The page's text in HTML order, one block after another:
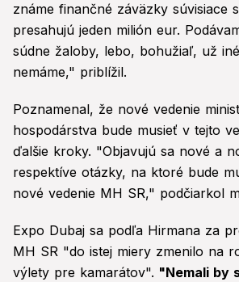
známe finančné záväzky súvisiace
presahujú jeden milión eur.
súdne žaloby, lebo, bohužiaľ, už
nemáme," priblížil.
Poznamenal, že nové vedenie
hospodárstva bude musieť v tejto
ďalšie kroky. "Objavujú sa nové a
respektíve otázky, na ktoré bude
nové vedenie MH SR," podčiarkol
Expo Dubaj sa podľa Hirmana za
MH SR "do istej miery zmenilo na
výlety pre kamarátov". "Nemali by